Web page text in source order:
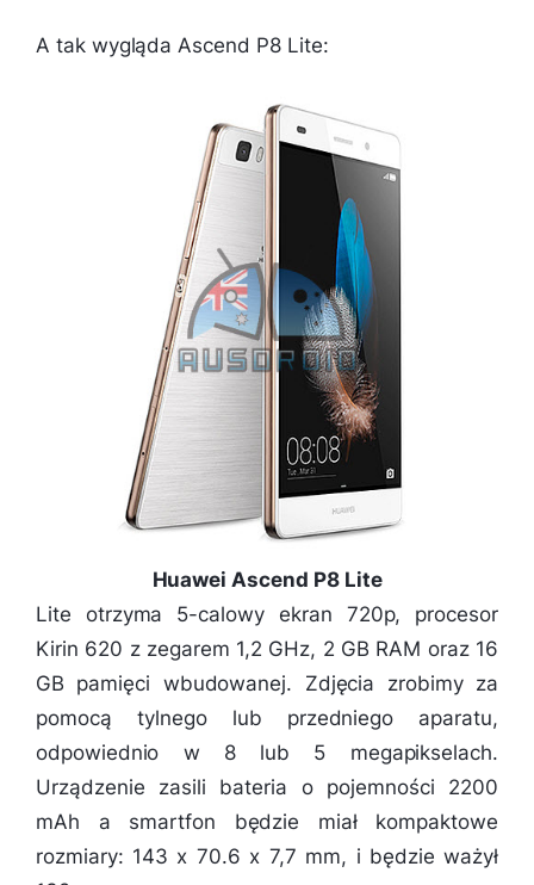
A tak wygląda Ascend P8 Lite:
Huawei Ascend P8 Lite
Lite otrzyma 5-calowy ekran 720p, procesor
Kirin 620 z zegarem 1,2 GHz, 2 GB RAM oraz 16
GB pamięci wbudowanej. Zdjęcia zrobimy za
pomocą tylnego lub przedniego aparatu,
odpowiednio w 8 lub 5 megapikselach.
Urządzenie zasili bateria o pojemności 2200
mAh a smartfon będzie miał kompaktowe
rozmiary: 143 x 70.6 x 7,7 mm, i będzie ważył